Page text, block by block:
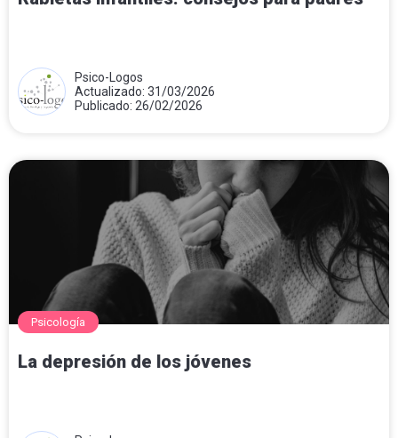
Psico-Logos
Actualizado: 31/03/2026
Publicado: 26/02/2026
Psicología
La depresión de los jóvenes